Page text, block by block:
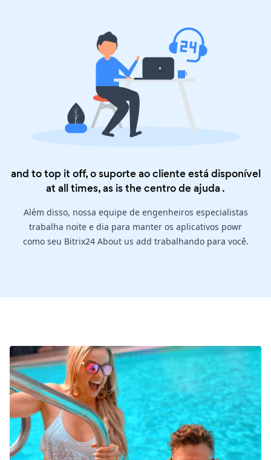
and to top it off, o suporte ao cliente está disponível
at all times, as is thecentro de ajuda .
Além disso, nossa equipe de engenheiros especialistas
trabalha noite e dia para manter os aplicativos powr
como seu Bitrix24 About us add trabalhando para você.